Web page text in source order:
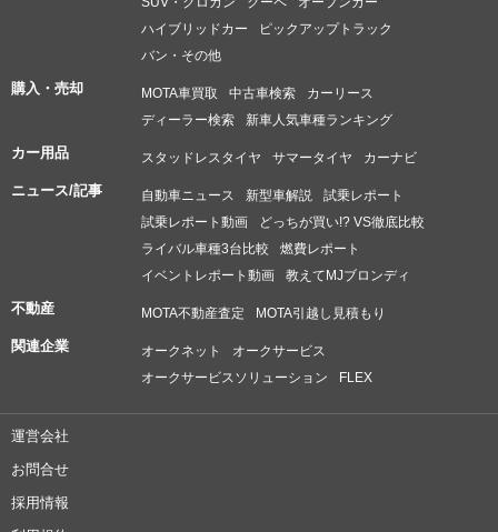
ハイブリッドカー
ピックアップトラック
バン・その他
購入・売却 MOTA車買取 中古車検索
カーリース
ディーラー検索
新車人気車種ランキング
カー用品 スタッドレスタイヤ サマータイヤ カーナビ
ニュース/記事 自動車ニュース 新型車解説
試乗レポート
試乗レポート動画
どっちが買い!? VS徹底比較
ライバル車種3台比較
燃費レポート
イベントレポート動画
教えてMJブロンディ
不動産 MOTA不動産査定 MOTA引越し見積もり
関連企業 オークネット
オークサービス
オークサービスソリューション
FLEX
運営会社
お問合せ
採用情報